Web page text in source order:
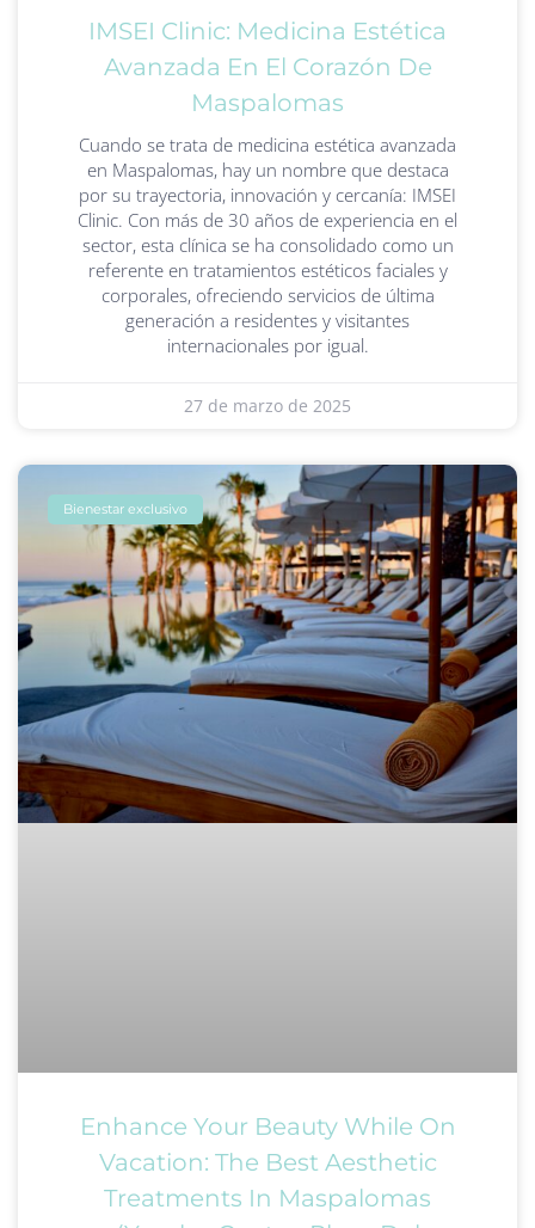
IMSEI Clinic: Medicina Estética
Avanzada En El Corazón De
Maspalomas
Cuando se trata de medicina estética avanzada
en Maspalomas, hay un nombre que destaca
por su trayectoria, innovación y cercanía: IMSEI
Clinic. Con más de 30 años de experiencia en el
sector, esta clínica se ha consolidado como un
referente en tratamientos estéticos faciales y
corporales, ofreciendo servicios de última
generación a residentes y visitantes
internacionales por igual.
27 de marzo de 2025
Bienestar exclusivo
Enhance Your Beauty While On
Vacation: The Best Aesthetic
Treatments In Maspalomas